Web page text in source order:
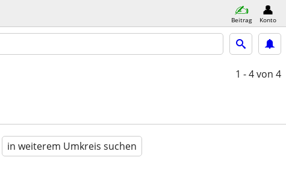
Beitrag Konto
1 - 4von 4
in weiterem Umkreis suchen